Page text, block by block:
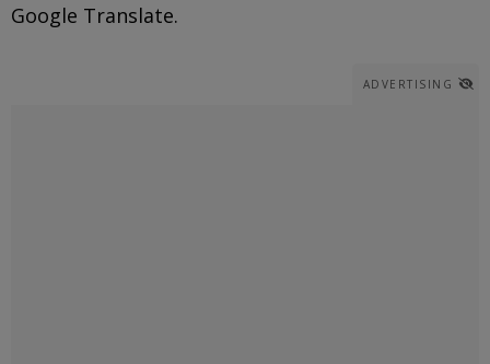
Google Translate.
ADVERTISING